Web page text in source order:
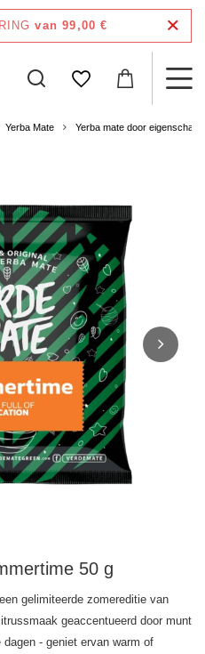
van 99,00 €
Yerba Mate Yerba mate door
50 g
gelimiteerde zomereditie van
geaccentueerd door munt
- geniet ervan warm of